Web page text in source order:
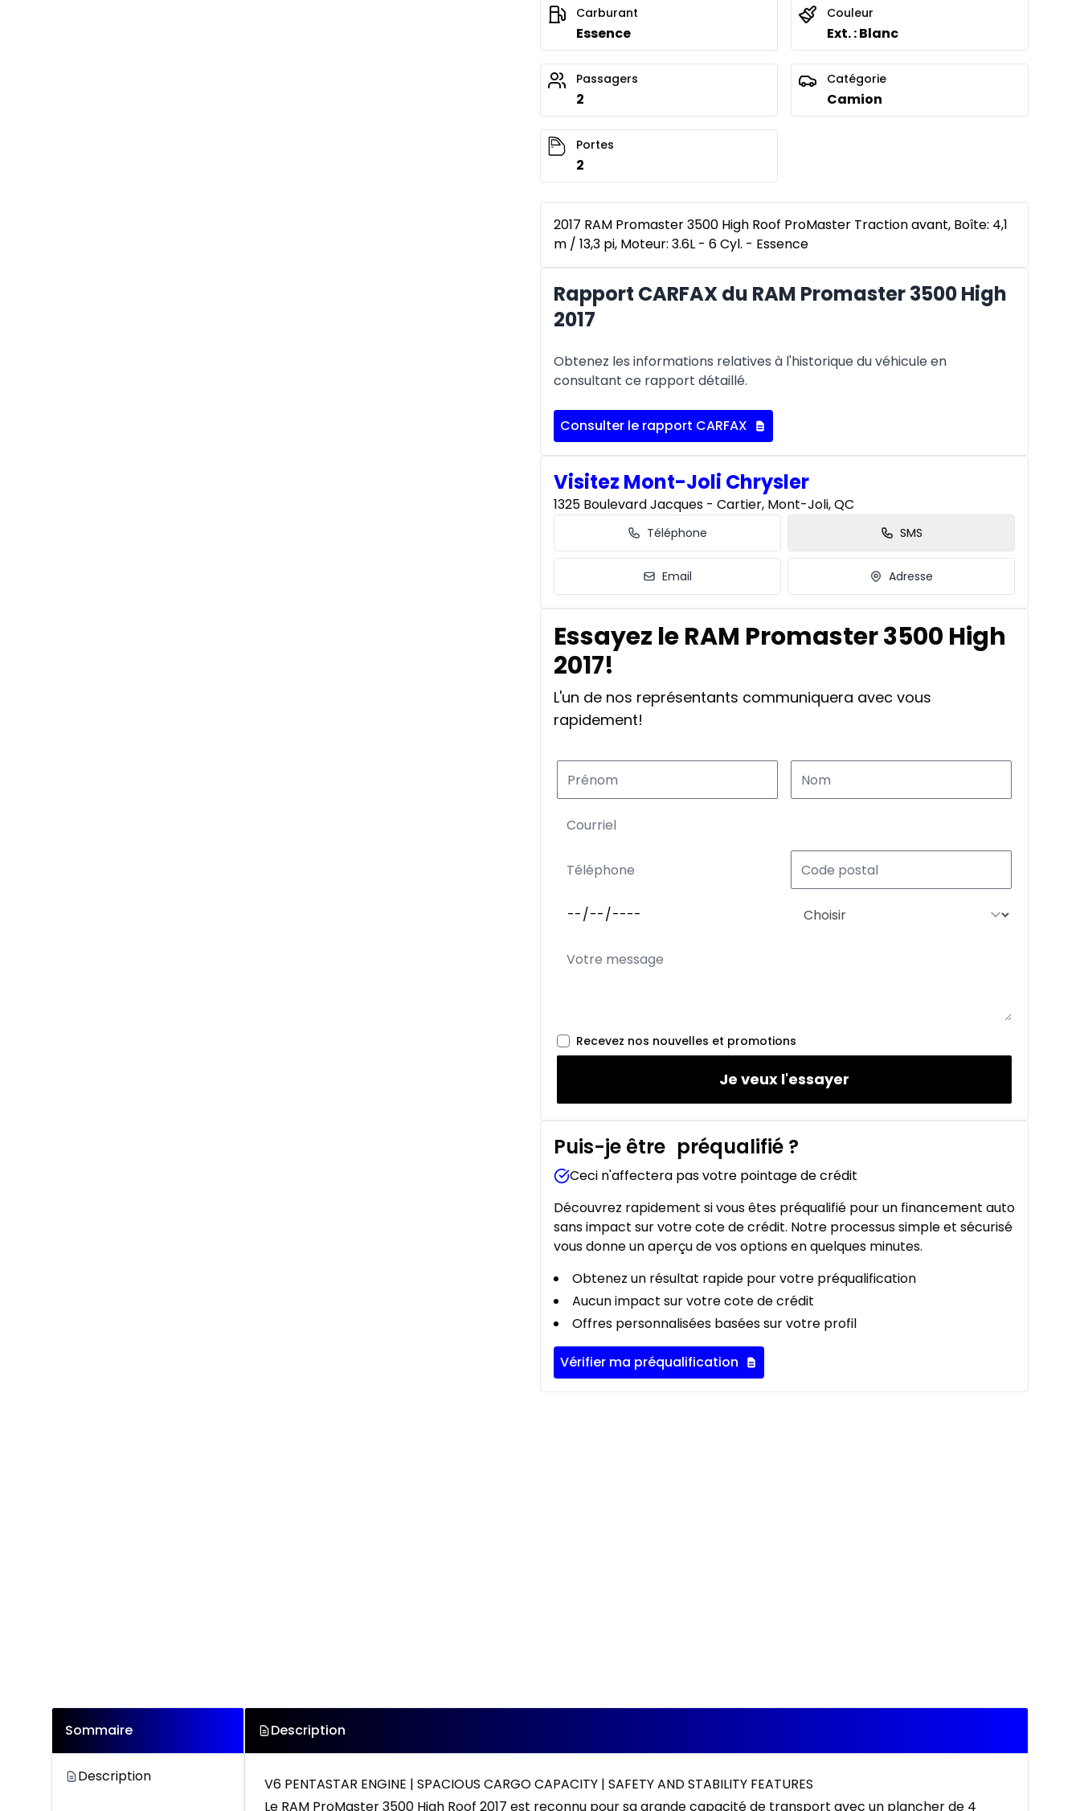
Carburant
Essence
Couleur
Ext. : Blanc
Passagers
2
Catégorie
Camion
Portes
2
2017 RAM Promaster 3500 High Roof ProMaster Traction avant, Boîte: 4,1
m / 13,3 pi, Moteur: 3.6L - 6 Cyl. - Essence
Rapport CARFAX du RAM Promaster 3500 High
2017
Obtenez les informations relatives à l'historique du véhicule en
consultant ce rapport détaillé.
Consulter le rapport CARFAX
Visitez Mont-Joli Chrysler
1325 Boulevard Jacques - Cartier, Mont-Joli, QC
Téléphone SMS
Email Adresse
Essayez le RAM Promaster 3500 High
2017!
L'un de nos représentants communiquera avec vous
rapidement!
Recevez nos nouvelles et promotions
Je veux l'essayer
Puis-je être préqualifié ?
Ceci n'affectera pas votre pointage de crédit
Découvrez rapidement si vous êtes préqualifié pour un financement auto
sans impact sur votre cote de crédit. Notre processus simple et sécurisé
vous donne un aperçu de vos options en quelques minutes.
Obtenez un résultat rapide pour votre préqualification
Aucun impact sur votre cote de crédit
Offres personnalisées basées sur votre profil
Vérifier ma préqualification
Sommaire
Description
Description
V6 PENTASTAR ENGINE | SPACIOUS CARGO CAPACITY | SAFETY AND STABILITY FEATURES
Le RAM ProMaster 3500 High Roof 2017 est reconnu pour sa grande capacité de transport avec un plancher de 4